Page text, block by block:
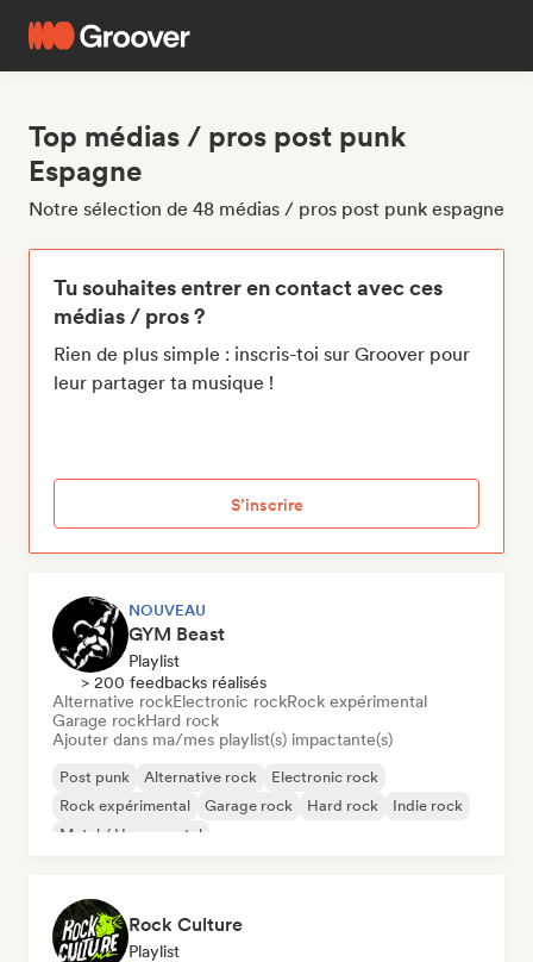
Top médias / pros post punk
Espagne
Notre sélection de 48 médias / pros post punk espagne
Tu souhaites entrer en contact avec ces
médias / pros ?
Rien de plus simple : inscris-toi sur Groover pour
leur partager ta musique !
S’inscrire
NOUVEAU
GYM Beast
Playlist
> 200 feedbacks réalisés
Alternative rockElectronic rockRock expérimental
Garage rockHard rock
Ajouter dans ma/mes playlist(s) impactante(s)
Post punk Alternative rock
Electronic rock
Rock expérimental
Garage rock Hard rock
Indie rock
Metal / Heavy metal
Rock Culture
Playlist